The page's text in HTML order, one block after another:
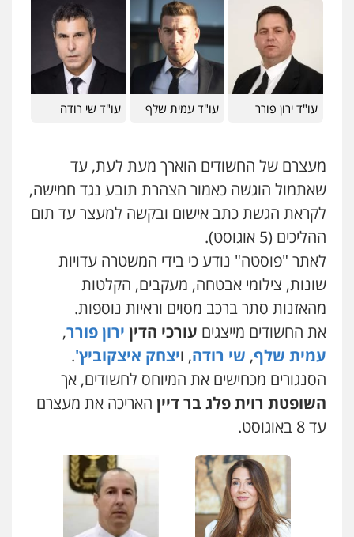
עו"ד ירון פורר עו"ד עמית שלף עו"ד שי רודה
מעצרם של החשודים הוארך מעת לעת, עד
שאתמול הוגשה כאמור הצהרת תובע נגד חמישה,
לקראת הגשת כתב אישום ובקשה למעצר עד תום
ההליכים (5 אוגוסט).
לאתר "פוסטה" נודע כי בידי המשטרה עדויות
שונות, צילומי אבטחה, מעקבים, הקלטות
מהאזנות סתר ברכב מסוים וראיות נוספות.
את החשודים מייצגים עורכי הדין ירון פורר,
עמית שלף, שי רודה, ויצחק איצקוביץ'.
הסנגורים מכחישים את המיוחס לחשודים, אך
השופטת רוית פלג בר דיין האריכה את מעצרם
עד 8 באוגוסט.
עו"ד אורנת קמרון
פלילי
משפחה נוער
0505417090
שני אלגרבלי – משרד עורכי דין
תעבורה
0507120031
עו"ד אייל אביטל
פלילי
0544712201
עו"ד בועז קניג
פלילי משפחה צבאי